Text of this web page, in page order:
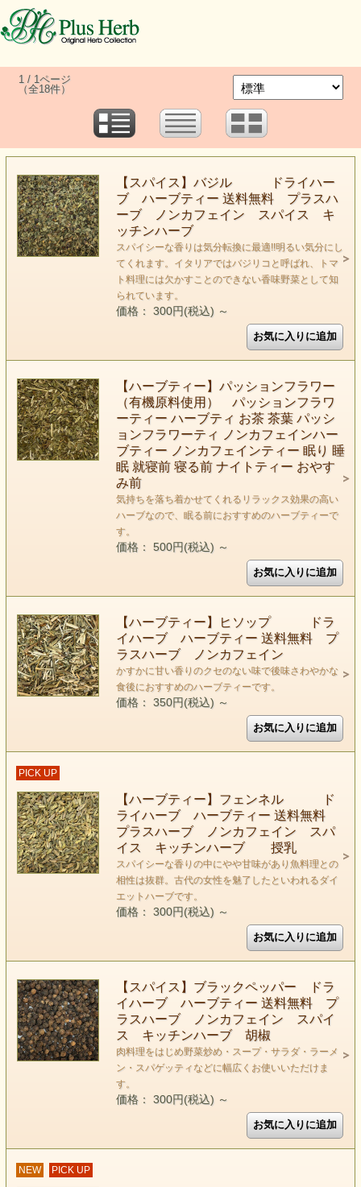
1 / 1ページ
（全18件）
【スパイス】バジル ドライハー
ブ ハーブティー 送料無料 プラスハ
ーブ ノンカフェイン スパイス キ
ッチンハーブ
スパイシーな香りは気分転換に最適!!明るい気分にし
てくれます。イタリアではバジリコと呼ばれ、トマ
ト料理には欠かすことのできない香味野菜として知
られています。
価格： 300円(税込) ～
【ハーブティー】パッションフラワー
（有機原料使用） パッションフラワ
ーティー ハーブティ お茶 茶葉 パッシ
ョンフラワーティ ノンカフェインハー
ブティー ノンカフェインティー 眠り 睡
眠 就寝前 寝る前 ナイトティー おやす
み前
気持ちを落ち着かせてくれるリラックス効果の高い
ハーブなので、眠る前におすすめのハーブティーで
す。
価格： 500円(税込) ～
【ハーブティー】ヒソップ ドラ
イハーブ ハーブティー 送料無料 プ
ラスハーブ ノンカフェイン
かすかに甘い香りのクセのない味で後味さわやかな
食後におすすめのハーブティーです。
価格： 350円(税込) ～
PICK UP
【ハーブティー】フェンネル ド
ライハーブ ハーブティー 送料無料
プラスハーブ ノンカフェイン スパ
イス キッチンハーブ 授乳
スパイシーな香りの中にやや甘味があり魚料理との
相性は抜群。古代の女性を魅了したといわれるダイ
エットハーブです。
価格： 300円(税込) ～
【スパイス】ブラックペッパー ドラ
イハーブ ハーブティー 送料無料 プ
ラスハーブ ノンカフェイン スパイ
ス キッチンハーブ 胡椒
肉料理をはじめ野菜炒め・スープ・サラダ・ラーメ
ン・スパゲッティなどに幅広くお使いいただけま
す。
価格： 300円(税込) ～
NEW PICK UP